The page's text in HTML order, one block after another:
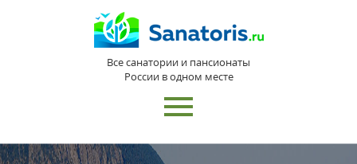
Все санатории и пансионаты
России в одном месте